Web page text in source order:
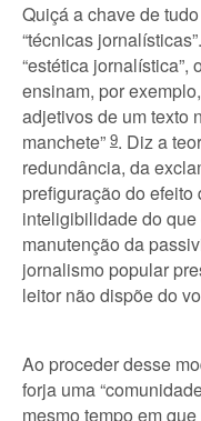
Quiçá a chave de
“técnicas
“estética jornalística”,
ensinam, por
adjetivos de um texto
manchete” 9. Diz a
redundância, da
prefiguração do
inteligibilidade do
manutenção da
jornalismo popular
leitor não dispõe do
Ao proceder desse
forja uma
mesmo tempo em